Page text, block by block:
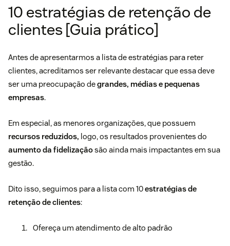
10 estratégias de retenção de
clientes [Guia prático]
Antes de apresentarmos a lista de estratégias para reter
clientes, acreditamos ser relevante destacar que essa deve
ser uma preocupação degrandes, médias e pequenas
empresas.
Em especial, as menores organizações, que possuem
recursos reduzidos, logo, os resultados provenientes do
aumento da fidelizaçãosão ainda mais impactantes em sua
gestão.
Dito isso, seguimos para a lista com 10estratégias de
retenção de clientes:
Ofereça um atendimento de alto padrão